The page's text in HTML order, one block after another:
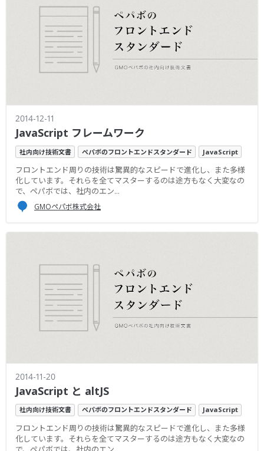
2014-12-11
JavaScript フレームワーク
社内向け技術文書 ペパボのフロントエンドスタンダード JavaScript
フロントエンド周りの技術は驚異的なスピードで進化し、また多様
化しています。それらを全てマスターするのは途方もなく大変なの
で、ペパボでは、社内のエン...
GMOペパボ株式会社
2014-11-20
JavaScript と altJS
社内向け技術文書 ペパボのフロントエンドスタンダード JavaScript
フロントエンド周りの技術は驚異的なスピードで進化し、また多様
化しています。それらを全てマスターするのは途方もなく大変なの